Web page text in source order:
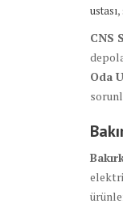
ustası,
CNS
Oda